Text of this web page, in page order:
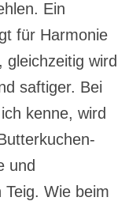
Ein
für Harmonie
gleichzeitig wird
saftiger. Bei
kenne, wird
und
Wie beim